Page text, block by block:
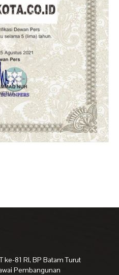
ke-81 RI, BP Batam Turut
Pembangunan